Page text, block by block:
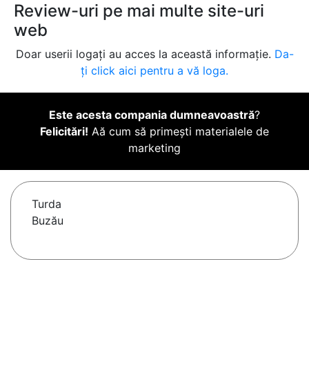
Review-uri pe mai multe site-uri
web
Doar userii logați au acces la această informație. Da-
ți click aici pentru a vă loga.
Este acesta compania dumneavoastră?
Felicitări! Aă cum să primești materialele de
marketing
Turda
Buzău